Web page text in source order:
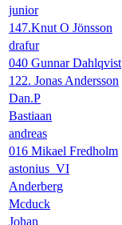
junior
147.Knut O Jönsson
drafur
040 Gunnar Dahlqvist
122. Jonas Andersson
Dan.P
Bastiaan
andreas
016 Mikael Fredholm
astonius_VI
Anderberg
Mcduck
Johan